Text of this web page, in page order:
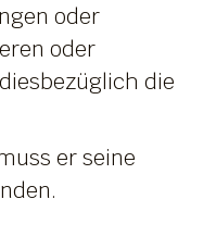
oder
oder
die
er seine